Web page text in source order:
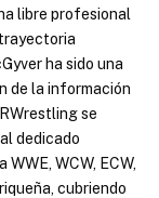
libre profesional
ha sido una
de la información
se
dedicado
WCW, ECW,
cubriendo